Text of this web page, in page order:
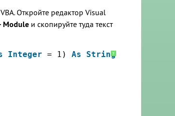
Откройте редактор Visual
Moduleи скопируйте туда текст
?
Integer = 1) As
String